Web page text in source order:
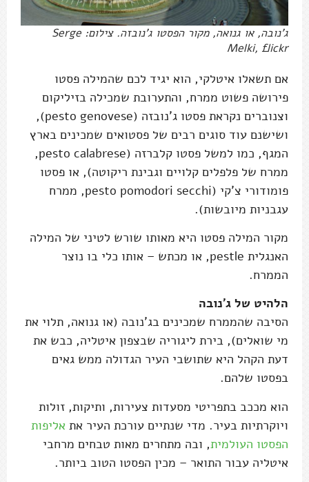
ג'נובה, או גנואה, מקור הפסטו ג'נובזה. צילום: Serge
Melki, flickr
אם תשאלו איטלקי, הוא יגיד לכם שהמילה פסטו
פירושה פשוט ממרח, והתערובת שמכילה בזיליקום
וצנוברים נקראת פסטו ג'נובזה (pesto genovese),
ושישנם עוד סוגים רבים של פסטואים שמכינים בארץ
המגף, כמו למשל פסטו קלברזה (pesto calabrese,
ממרח של פלפלים קלויים וגבינת ריקוטה), או פסטו
פומודורי צ'קי (pesto pomodori secchi, ממרח
עגבניות מיובשות).
מקור המילה פסטו היא מאותו שורש לטיני של המילה
האנגלית pestle, או מכתש – אותו כלי בו נוצר
הממרח.
הלהיט של ג'נובה
הסיבה שהממרח שמכינים בג'נובה (או גנואה, תלוי את
מי שואלים), בירת ליגוריה שבצפון איטליה, כבש את
דעת הקהל היא שתושבי העיר הגדולה ממש גאים
בפסטו שלהם.
הוא מככב בתפריטי מסעדות צעירות, ותיקות, זולות
ויוקרתיות בעיר. מדי שנתיים עורכת העיר את אליפות
הפסטו העולמית, ובה מתחרים מאות טבחים מרחבי
איטליה עבור התואר – מכין הפסטו הטוב ביותר.